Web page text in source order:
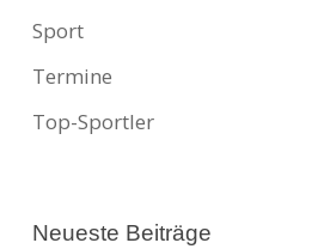
Sport
Termine
Top-Sportler
Neueste Beiträge